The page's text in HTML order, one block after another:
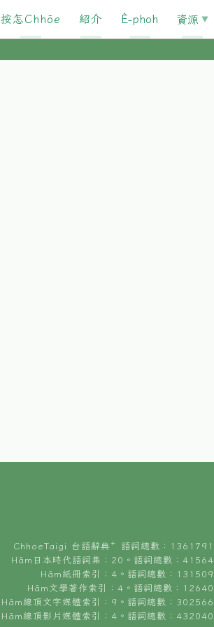
按怎Chhōe 紹介 È-phoh 資源
ChhoeTaigi 台語辭典⁺ 語詞總數：1361791
Hâm日本時代語詞集：20。語詞總數：41564
Hâm紙冊索引：4。語詞總數：131509
Hâm文學著作索引：4。語詞總數：12640
Hâm線頂文字媒體索引：9。語詞總數：302566
Hâm線頂影片媒體索引：4。語詞總數：432040